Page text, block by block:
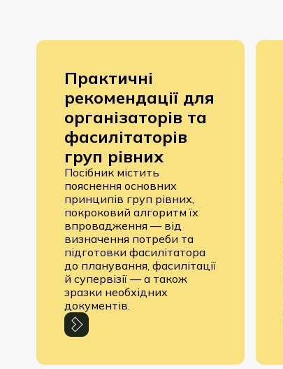
Практичні
рекомендації для
організаторів та
фасилітаторів
груп рівних
Посібник містить
пояснення основних
принципів груп рівних,
покроковий алгоритм їх
впровадження — від
визначення потреби та
підготовки фасилітатора
до планування, фасилітації
й супервізії — а також
зразки необхідних
документів.